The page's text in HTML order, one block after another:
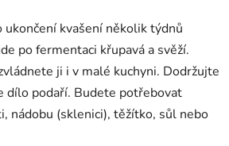
ukončení kvašení několik týdnů
po fermentaci křupavá a svěží.
ji i v malé kuchyni. Dodržujte
dílo podaří. Budete potřebovat
nádobu (sklenici), těžítko, sůl nebo